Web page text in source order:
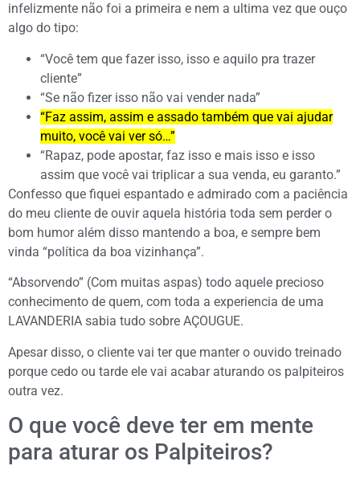
infelizmente não foi a primeira e nem a ultima vez que ouço
algo do tipo:
“Você tem que fazer isso, isso e aquilo pra trazer
cliente”
“Se não fizer isso não vai vender nada”
“Faz assim, assim e assado também que vai ajudar
muito, você vai ver só…”
“Rapaz, pode apostar, faz isso e mais isso e isso
assim que você vai triplicar a sua venda, eu garanto.”
Confesso que fiquei espantado e admirado com a paciência
do meu cliente de ouvir aquela história toda sem perder o
bom humor além disso mantendo a boa, e sempre bem
vinda “política da boa vizinhança”.
“Absorvendo” (Com muitas aspas) todo aquele precioso
conhecimento de quem, com toda a experiencia de uma
LAVANDERIA sabia tudo sobre AÇOUGUE.
Apesar disso, o cliente vai ter que manter o ouvido treinado
porque cedo ou tarde ele vai acabar aturando os palpiteiros
outra vez.
O que você deve ter em mente
para aturar os Palpiteiros?